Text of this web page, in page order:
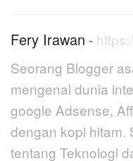
Fery Irawan -
Seorang Blogger
mengenal dunia
google Adsense,
dengan kopi hitam.
tentang Teknologi